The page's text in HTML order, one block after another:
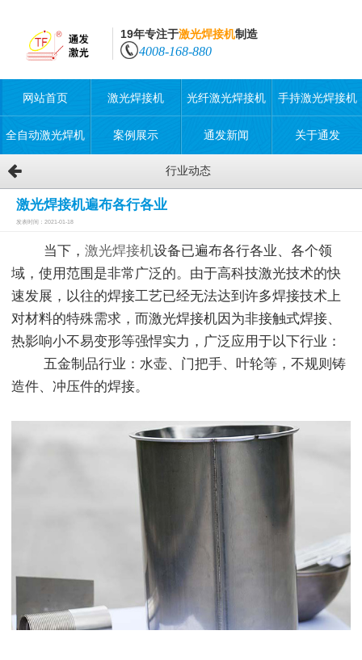
19年专注于激光焊接机制造
4008-168-880
网站首页 激光焊接机 光纤激光焊接机 手持激光焊接机
全自动激光焊机 案例展示 通发新闻 关于通发
行业动态
激光焊接机遍布各行各业
发表时间：2021-01-18
当下， 激光焊接机设备已遍布各行各业、各个领
域，使用范围是非常广泛的。由于高科技激光技术的快
速发展，以往的焊接工艺已经无法达到许多焊接技术上
对材料的特殊需求，而激光焊接机因为非接触式焊接、
热影响小不易变形等强悍实力，广泛应用于以下行业：
五金制品行业：水壶、门把手、叶轮等，不规则铸
造件、冲压件的焊接。